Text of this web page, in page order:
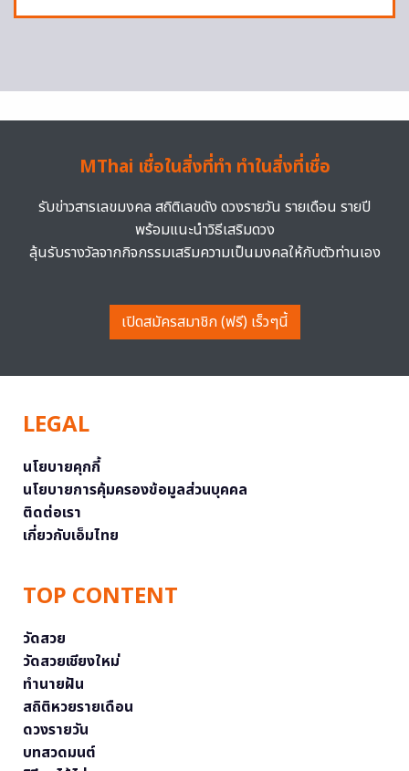
MThai เชื่อในสิ่งที่ทำ ทำในสิ่งที่เชื่อ
รับข่าวสารเลขมงคล สถิติเลขดัง ดวงรายวัน รายเดือน รายปี
พร้อมแนะนำวิธีเสริมดวง
ลุ้นรับรางวัลจากกิจกรรมเสริมความเป็นมงคลให้กับตัวท่านเอง
เปิดสมัครสมาชิก (ฟรี) เร็วๆนี้
LEGAL
นโยบายคุกกี้
นโยบายการคุ้มครองข้อมูลส่วนบุคคล
ติดต่อเรา
เกี่ยวกับเอ็มไทย
TOP CONTENT
วัดสวย
วัดสวยเชียงใหม่
ทำนายฝัน
สถิติหวยรายเดือน
ดวงรายวัน
บทสวดมนต์